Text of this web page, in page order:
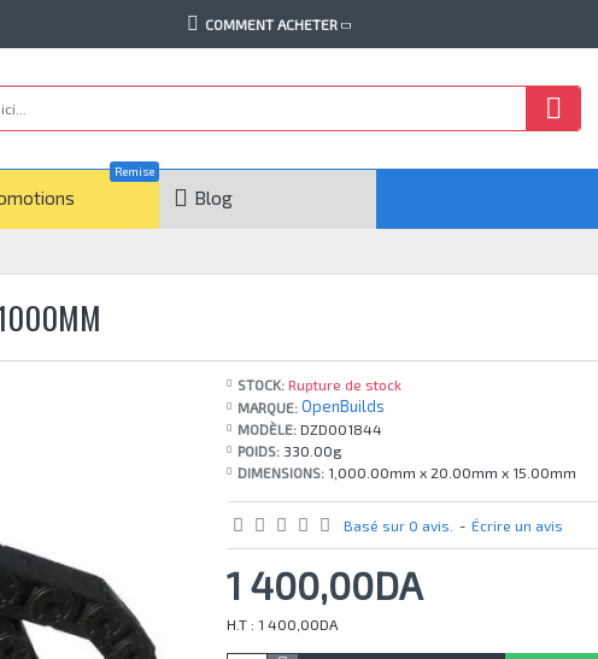
COMMENT ACHETER
Remise
Blog
STOCK: Rupture de stock
MARQUE: OpenBuilds
MODÈLE: DZD001844
POIDS: 330.00g
DIMENSIONS: 1,000.00mm x 20.00mm x 15.00mm
Basé sur 0 avis. - Écrire un avis
1 400,00DA
H.T : 1 400,00DA